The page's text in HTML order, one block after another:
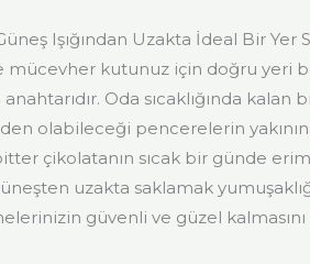
Işığından Uzakta İdeal Bir Yer
mücevher kutunuz için doğru yeri
Oda sıcaklığında kalan
olabileceği pencerelerin
çikolatanın sıcak bir günde
uzakta saklamak
güvenli ve güzel kalmasını